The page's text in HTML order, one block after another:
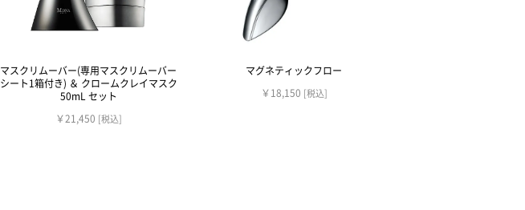
マスクリムーバー(専用マスクリムーバー
シート1箱付き) ＆ クロームクレイマスク
50mL セット
￥21,450 [税込]
マグネティックフロー
￥18,150 [税込]